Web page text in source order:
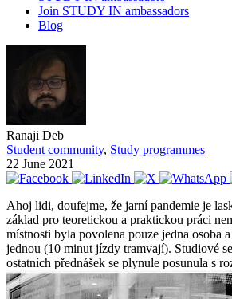
Join STUDY IN ambassadors
Blog
Ranaji Deb
Student community, Study programmes
22 June 2021
Ahoj lidi, doufejme, že jarní pandemie je
základ pro teoretickou a praktickou práci
místnosti byla povolena pouze jedna osoba
jednou (10 minut jízdy tramvají). Studiové
ostatních přednášek se plynule posunula s